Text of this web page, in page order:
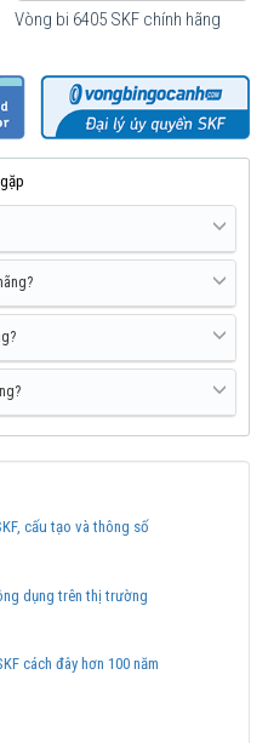
trơn bên trong và sử dụng 2
Vòng bi 6405 SKF chính hãng
cấu tạo và thông số
dụng trên thị trường
cách đây hơn 100 năm